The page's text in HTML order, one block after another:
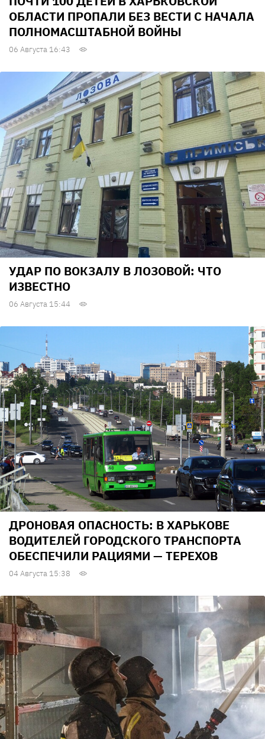
ОБЛАСТИ ПРОПАЛИ БЕЗ ВЕСТИ С НАЧАЛА
ПОЛНОМАСШТАБНОЙ ВОЙНЫ
06 Августа 16:43
УДАР ПО ВОКЗАЛУ В ЛОЗОВОЙ: ЧТО
ИЗВЕСТНО
06 Августа 15:44
ДРОНОВАЯ ОПАСНОСТЬ: В ХАРЬКОВЕ
ВОДИТЕЛЕЙ ГОРОДСКОГО ТРАНСПОРТА
ОБЕСПЕЧИЛИ РАЦИЯМИ — ТЕРЕХОВ
04 Августа 15:38